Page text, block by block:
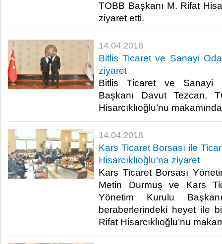
TOBB Başkanı M. Rifat
ziyaret etti.​
14.04.2018
Bitlis Ticaret ve Sanayi
ziyaret
Bitlis Ticaret ve Sanayi
Başkanı Davut Tezcan,
Hisarcıklıoğlu’nu
14.04.2018
Kars Ticaret Borsası ile
Hisarcıklıoğlu’na ziyaret
Kars Ticaret Borsası
Metin Durmuş ve Kars
Yönetim Kurulu
beraberlerindeki heyet ile
Rifat Hisarcıklıoğlu’nu